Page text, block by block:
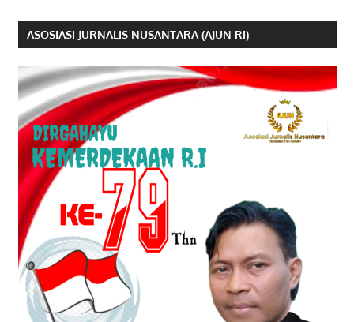
ASOSIASI JURNALIS NUSANTARA (AJUN RI)